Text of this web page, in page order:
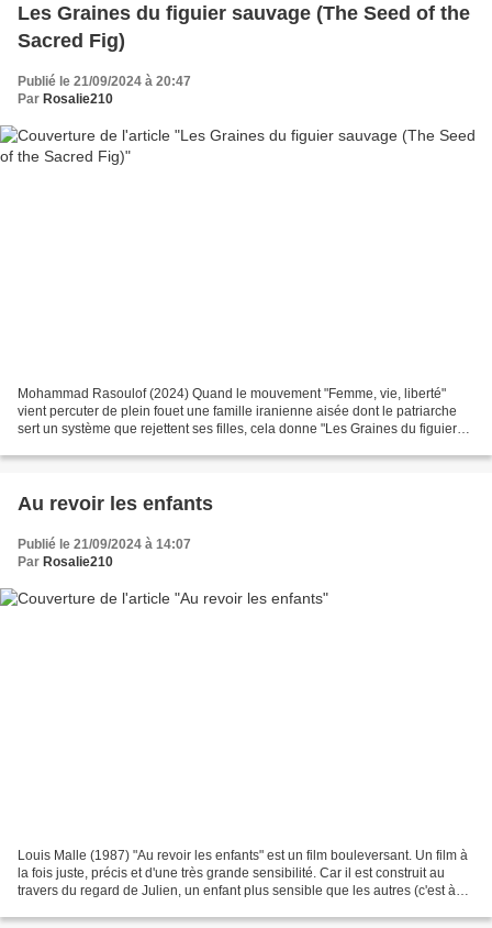
Les Graines du figuier sauvage (The Seed of the
Sacred Fig)
Publié le 21/09/2024 à 20:47
Par Rosalie210
Mohammad Rasoulof (2024) Quand le mouvement "Femme, vie, liberté"
vient percuter de plein fouet une famille iranienne aisée dont le patriarche
sert un système que rejettent ses filles, cela donne "Les Graines du figuier
Au revoir les enfants
Publié le 21/09/2024 à 14:07
Par Rosalie210
Louis Malle (1987) "Au revoir les enfants" est un film bouleversant. Un film à
la fois juste, précis et d'une très grande sensibilité. Car il est construit au
travers du regard de Julien, un enfant plus sensible que les autres (c'est à